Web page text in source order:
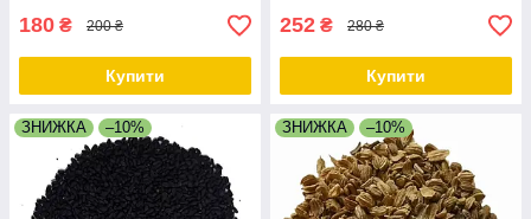
180 ₴ 200 ₴
Купити
252 ₴ 280 ₴
Купити
ЗНИЖКА –10% ЗНИЖКА –10%